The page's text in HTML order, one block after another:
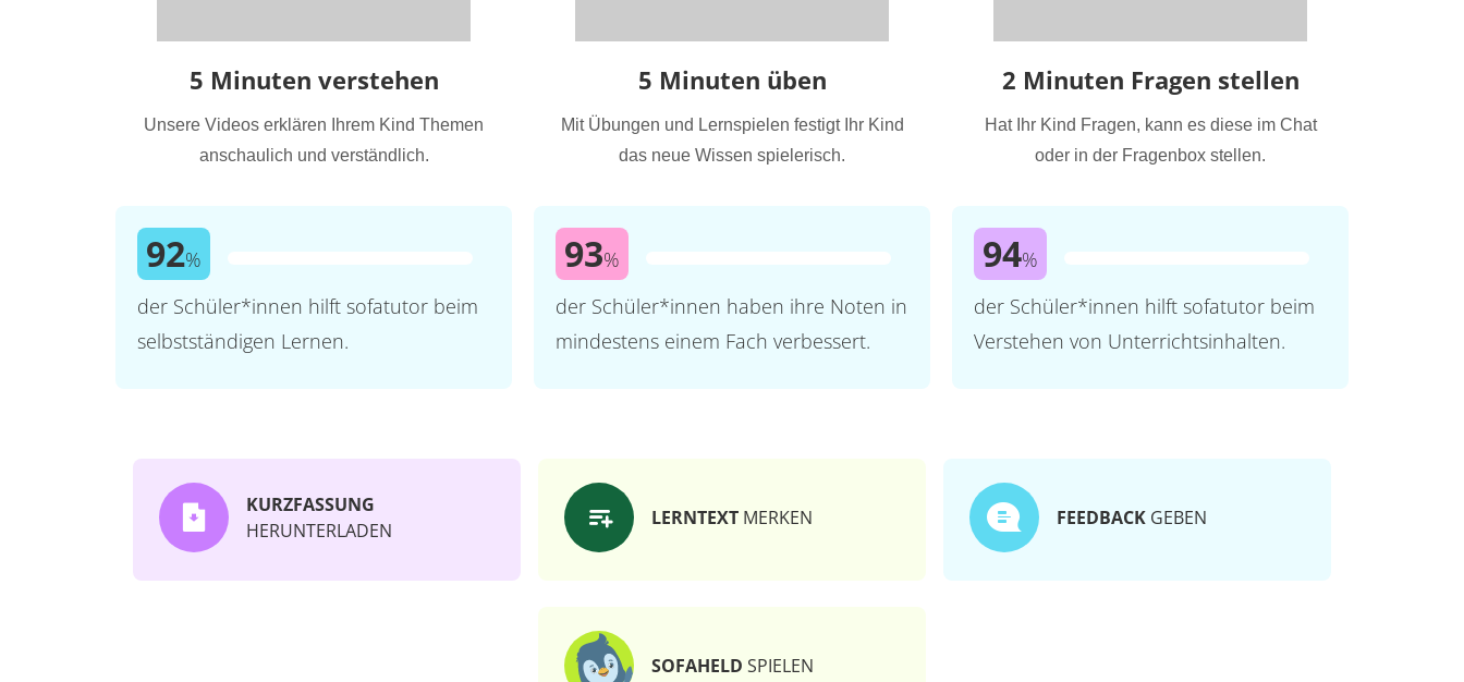
5 Minuten verstehen
Unsere Videos erklären Ihrem Kind Themen
anschaulich und verständlich.
92%
der Schüler*innen hilft sofatutor beim
selbstständigen Lernen.
5 Minuten üben
Mit Übungen und Lernspielen festigt Ihr Kind
das neue Wissen spielerisch.
93%
der Schüler*innen haben ihre Noten in
mindestens einem Fach verbessert.
2 Minuten Fragen stellen
Hat Ihr Kind Fragen, kann es diese im Chat
oder in der Fragenbox stellen.
94%
der Schüler*innen hilft sofatutor beim
Verstehen von Unterrichtsinhalten.
KURZFASSUNG
HERUNTERLADEN
LERNTEXT MERKEN FEEDBACK GEBEN
SOFAHELD SPIELEN